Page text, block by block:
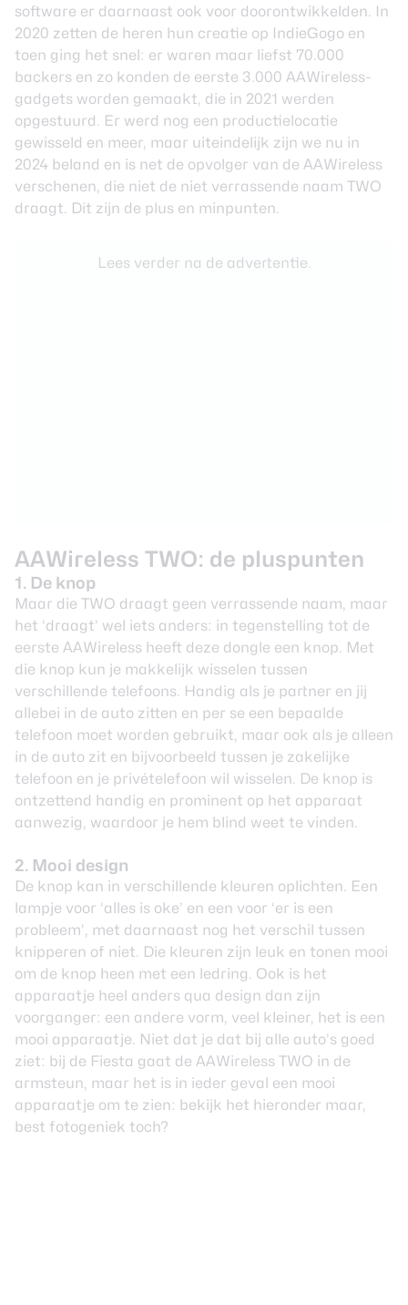
software er daarnaast ook voor doorontwikkelden. In
2020 zetten de heren hun creatie op IndieGogo en
toen ging het snel: er waren maar liefst 70.000
backers en zo konden de eerste 3.000 AAWireless-
gadgets worden gemaakt, die in 2021 werden
opgestuurd. Er werd nog een productielocatie
gewisseld en meer, maar uiteindelijk zijn we nu in
2024 beland en is net de opvolger van de AAWireless
verschenen, die niet de niet verrassende naam TWO
draagt. Dit zijn de plus en minpunten.
Lees verder na de advertentie.
AAWireless TWO: de pluspunten
1. De knop
Maar die TWO draagt geen verrassende naam, maar
het ‘draagt’ wel iets anders: in tegenstelling tot de
eerste AAWireless heeft deze dongle een knop. Met
die knop kun je makkelijk wisselen tussen
verschillende telefoons. Handig als je partner en jij
allebei in de auto zitten en per se een bepaalde
telefoon moet worden gebruikt, maar ook als je alleen
in de auto zit en bijvoorbeeld tussen je zakelijke
telefoon en je privételefoon wil wisselen. De knop is
ontzettend handig en prominent op het apparaat
aanwezig, waardoor je hem blind weet te vinden.
2. Mooi design
De knop kan in verschillende kleuren oplichten. Een
lampje voor ‘alles is oke’ en een voor ‘er is een
probleem’, met daarnaast nog het verschil tussen
knipperen of niet. Die kleuren zijn leuk en tonen mooi
om de knop heen met een ledring. Ook is het
apparaatje heel anders qua design dan zijn
voorganger: een andere vorm, veel kleiner, het is een
mooi apparaatje. Niet dat je dat bij alle auto’s goed
ziet: bij de Fiesta gaat de AAWireless TWO in de
armsteun, maar het is in ieder geval een mooi
apparaatje om te zien: bekijk het hieronder maar,
best fotogeniek toch?